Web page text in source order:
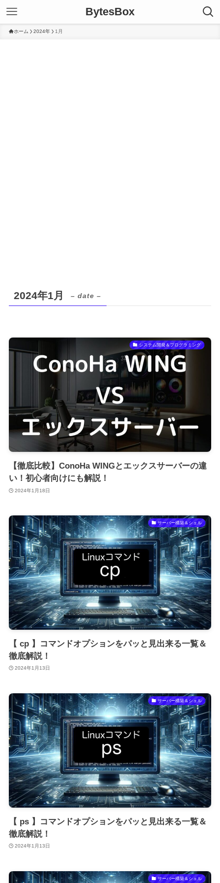
BytesBox
ホーム 2024年 1月
2024年1月 – date –
システム開発＆プログラミング
【徹底比較】ConoHa WINGとエックスサーバーの違
い！初心者向けにも解説！
2024年1月18日
サーバー構築＆シェル
【 cp 】コマンドオプションをパッと見出来る一覧＆
徹底解説！
2024年1月13日
サーバー構築＆シェル
【 ps 】コマンドオプションをパッと見出来る一覧＆
徹底解説！
2024年1月13日
サーバー構築＆シェル